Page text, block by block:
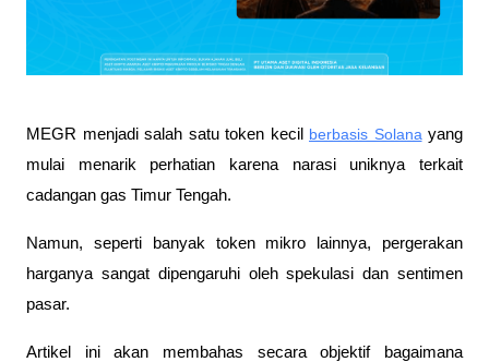
MEGR menjadi salah satu token kecil berbasis Solana yang
mulai menarik perhatian karena narasi uniknya terkait
cadangan gas Timur Tengah.
Namun, seperti banyak token mikro lainnya, pergerakan
harganya sangat dipengaruhi oleh spekulasi dan sentimen
pasar.
Artikel ini akan membahas secara objektif bagaimana